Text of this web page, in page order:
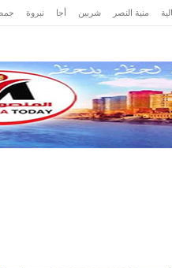
منية النصر شربين أجا نبروة